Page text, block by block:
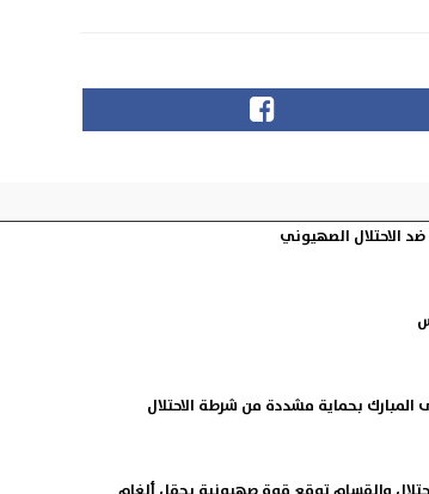
الاحتلال الصهيوني
بحماية مشددة من شرطة الاحتلال